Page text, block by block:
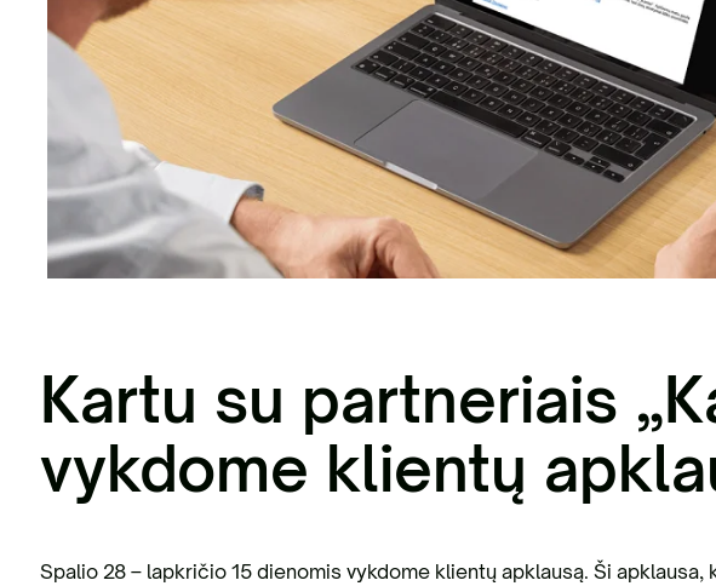
atliekų išvežimas Vilniaus mieste
Antrinių žaliavų
Kartu su partneriais
vykdome klientų
Spalio 28 – lapkričio 15 dienomis vykdome klientų apklausą. Ši